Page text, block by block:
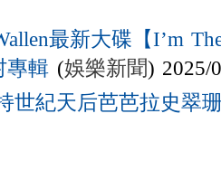
最新大碟【I’m
專輯 (娛樂新聞) 2025/
世紀天后芭芭拉史翠